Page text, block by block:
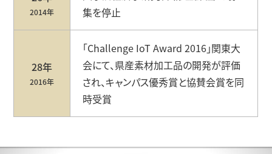
2014年
集を停止
28年
2016年
「Challenge IoT Award 2016」関東⼤
会にて、県産素材加⼯品の開発が評価
され、キャンパス優秀賞と協賛会賞を同
時受賞